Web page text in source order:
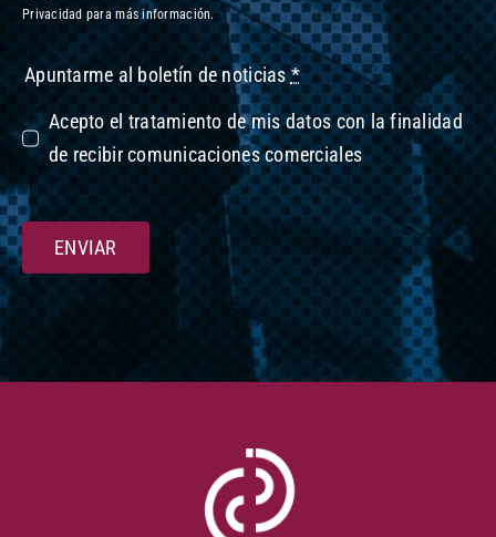
Privacidad para más información.
Apuntarme al boletín de noticias*
Acepto el tratamiento de mis datos con la finalidad
de recibir comunicaciones comerciales
ENVIAR